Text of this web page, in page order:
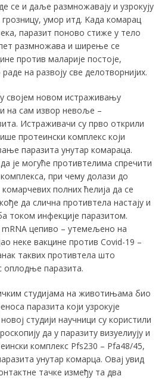
се и даље размножавају и узрокују
умор итд. Kада комарац
паразит поново стиже у тело
размножава и ширење се
против маларије постоје,
на развоју све делотворнијих.
својем новом истраживању
на сам извор невоље –
Истраживачи су прво открили
протеински комплекс који
паразита унутар комараца.
је могуће противтелима спречити
при чему долази до
полних ћелија да се
да слична противтела настају и
тoком инфекције паразитом.
mRNA цепиво – утемељено на
неке вакцине против Covid-19 –
таквих противтела што
оплодње паразита.
студијама на животињама био
паразита који узрокује
студији научници су користили
да у паразиту визуeлиују и
комплекс Pfs230 – Pfa48/45,
унутар комарца. Овај увид
тaчке између та два